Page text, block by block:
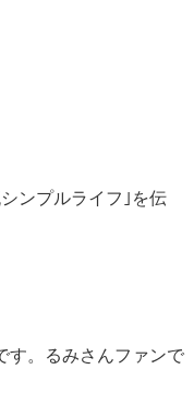
ンプルライフ｣を伝
す。るみさんファンで